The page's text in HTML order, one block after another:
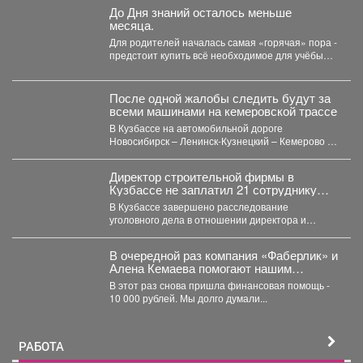
До Дня знаний осталось меньше
месяца.
Для родителей началась самая «горячая» пора -
предстоит купить всё необходимое для учёбы
После одной жалобы следить будут за
всеми машинами на кемеровской трассе
В Кузбассе на автомобильной дороге
Новосибирск – Ленинск-Кузнецкий – Кемерово –
Директор строительной фирмы в
Кузбассе не заплатил 21 сотруднику
деньги
В Кузбассе завершено расследование
уголовного дела в отношении директора и
В очередной раз компания «Фаберлик» и
Алена Кемаева помогают нашим
хвостикам!
В этот раз снова пришла финансовая помощь -
10 000 рублей. Мы долго думали...
РАБОТА